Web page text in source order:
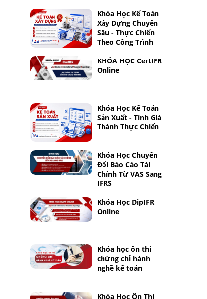
Khóa Học Kế Toán
Xây Dựng Chuyên
Sâu - Thực Chiến
Theo Công Trình
KHÓA HỌC CertIFR
Online
Khóa Học Kế Toán
Sản Xuất - Tính Giá
Thành Thực Chiến
Khóa Học Chuyển
Đổi Báo Cáo Tài
Chính Từ VAS Sang
IFRS
Khóa Học DipIFR
Online
Khóa học ôn thi
chứng chỉ hành
nghề kế toán
Khóa Học Ôn Thi